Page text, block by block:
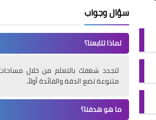
سؤال وجواب
لماذا تتابعنا؟
لتجدد شغفك بالتعلم من خلال
متنوعة تضع الدقة والفائدة أولاً.
ما هو هدفنا؟